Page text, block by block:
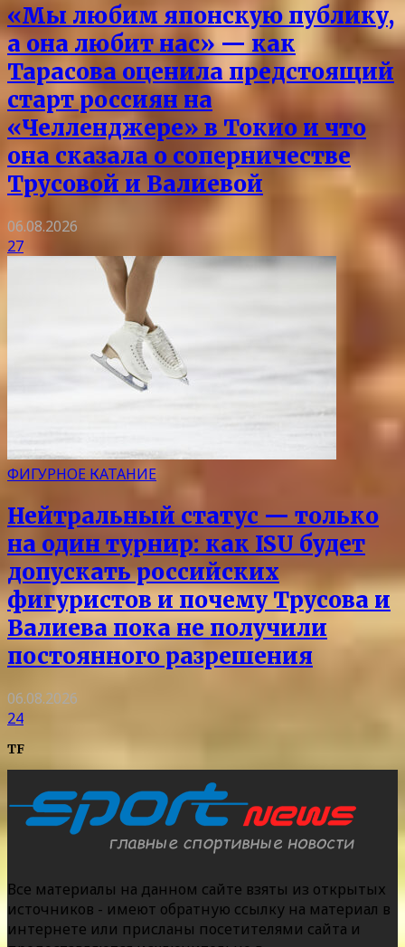
«Мы любим японскую публику,
а она любит нас» — как
Тарасова оценила предстоящий
старт россиян на
«Челленджере» в Токио и что
она сказала о соперничестве
Трусовой и Валиевой
06.08.2026
27
ФИГУРНОЕ КАТАНИЕ
Нейтральный статус — только
на один турнир: как ISU будет
допускать российских
фигуристов и почему Трусова и
Валиева пока не получили
постоянного разрешения
06.08.2026
24
TF
Все материалы на данном сайте взяты из открытых
источников - имеют обратную ссылку на материал в
интернете или присланы посетителями сайта и